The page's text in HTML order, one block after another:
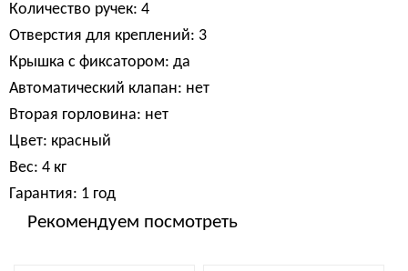
Количество ручек: 4
Отверстия для креплений: 3
Крышка с фиксатором: да
Автоматический клапан: нет
Вторая горловина: нет
Цвет: красный
Вес: 4 кг
Гарантия: 1 год
Рекомендуем посмотреть